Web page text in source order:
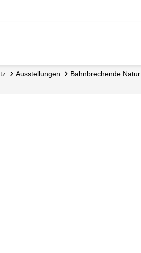
Ausstellungen
Bahnbrechende Natur